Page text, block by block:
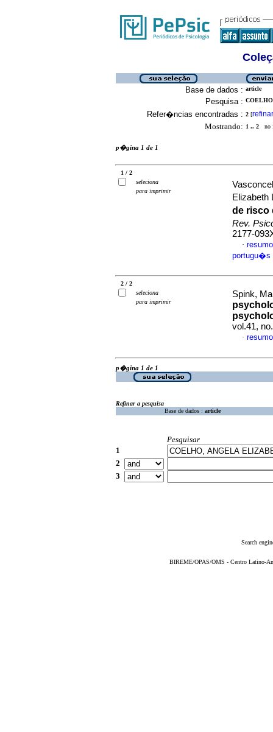
Base de dados : article
Pesquisa :
Refer�ncias encontradas : 2 [refinar
Mostrando: 1 .. 2 no
p�gina 1 de 1
1 / 2
seleciona
para imprimir
Elizabeth
de risco
Rev.
2177-
·
portugu�s
2 / 2
seleciona
para imprimir
Spink,
vol.41,
·
p�gina 1 de 1
Refinar a pesquisa
Base de dados : article
Pesquisar
1
2
3
Search
BIREME/OPAS/OMS - Centro Latino-